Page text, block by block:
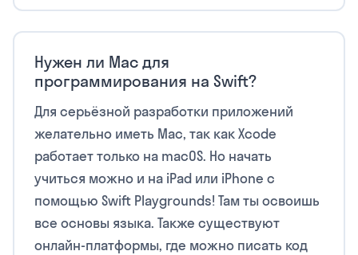
Нужен ли Mac для
программирования на Swift?
Для серьёзной разработки приложений
желательно иметь Mac, так как Xcode
работает только на macOS. Но начать
учиться можно и на iPad или iPhone с
помощью Swift Playgrounds! Там ты освоишь
все основы языка. Также существуют
онлайн-платформы, где можно писать код